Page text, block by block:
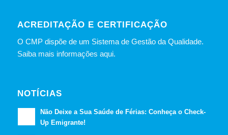
ACREDITAÇÃO E CERTIFICAÇÃO
O CMP dispõe de um Sistema de Gestão da Qualidade.
Saiba mais informações aqui.
NOTÍCIAS
Não Deixe a Sua Saúde de Férias: Conheça o Check-
Up Emigrante!